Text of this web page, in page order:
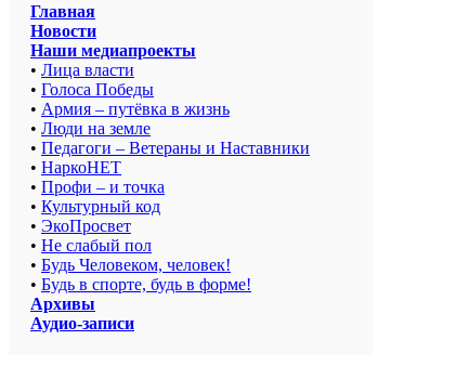
Главная
Новости
Наши медиапроекты
• Лица власти
• Голоса Победы
• Армия – путёвка в жизнь
• Люди на земле
• Педагоги – Ветераны и Наставники
• НаркоНЕТ
• Профи – и точка
• Культурный код
• ЭкоПросвет
• Не слабый пол
• Будь Человеком, человек!
• Будь в спорте, будь в форме!
Архивы
Аудио-записи